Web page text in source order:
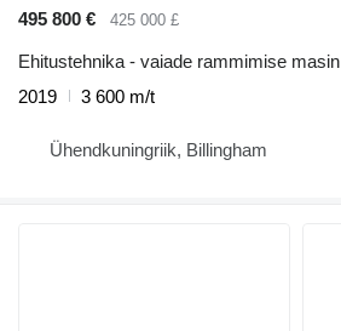
495 800 €
425 000 £
Ehitustehnika - vaiade rammimise masin
2019
3 600 m/t
Ühendkuningriik, Billingham